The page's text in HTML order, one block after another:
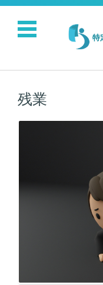
特
コンテンツに移動
残業